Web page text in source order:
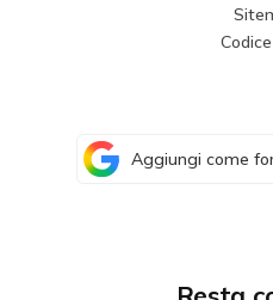
Aggiungi come